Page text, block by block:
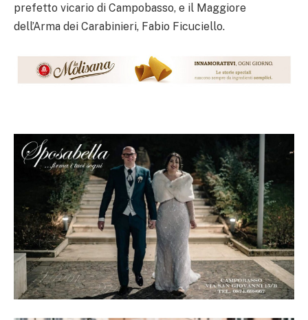
prefetto vicario di Campobasso, e il Maggiore
dell’Arma dei Carabinieri, Fabio Ficuciello.